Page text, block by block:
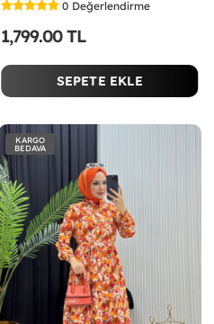
0 Değerlendirme
1,799.00 TL
SEPETE EKLE
KARGO
BEDAVA